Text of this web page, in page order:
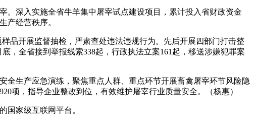
深入实施全省牛羊集中屠宰试点建设项目，累计投入省财政资金
产经营秩序。
品开展监督抽检，严肃查处违法违规行为。先后开展四部门打击整
，全省接到举报线索338起，行政执法立案161起，移送涉嫌犯罪案
生产应急演练，聚焦重点人群、重点环节开展畜禽屠宰环节风险隐
项，指导企业整改到位，有效维护屠宰行业质量安全。（杨惠）
家级互联网平台。